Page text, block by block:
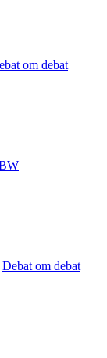
om debat
Debat om debat